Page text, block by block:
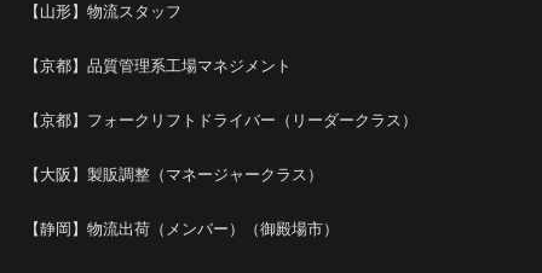
【山形】物流スタッフ
【京都】品質管理系工場マネジメント
【京都】フォークリフトドライバー（リーダークラス）
【大阪】製販調整（マネージャークラス）
【静岡】物流出荷（メンバー）（御殿場市）